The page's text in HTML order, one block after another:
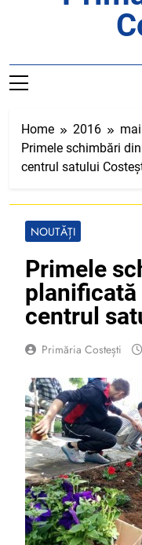
Home 2016 mai
Primele schimbări
centrul satului
NOUTĂȚI
Primele
planificată
centrul
Primăria Costești